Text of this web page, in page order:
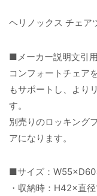
ヘリノックス チェア
■メーカー説明文引用
コンフォートチェア
もサポートし、より
す。
別売りのロッキング
アになります。
■サイズ：
・収納時：H42×直